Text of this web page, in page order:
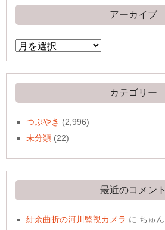
アーカイブ
ア
ー
イ
ブ
カテゴリー
つぶやき (2,996)
未分類 (22)
最近のコメント
紆余曲折の河川監視カメラ に ちゅん